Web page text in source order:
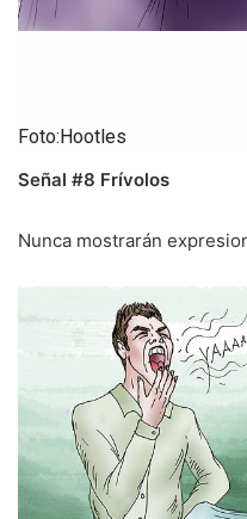
Foto:Hootles
Señal #8 Frívolos
Nunca mostrarán